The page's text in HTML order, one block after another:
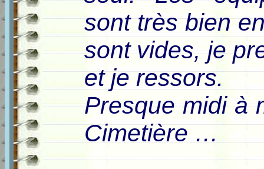
sont très bien
sont vides, je
et je ressors.
Presque midi à
Cimetière …